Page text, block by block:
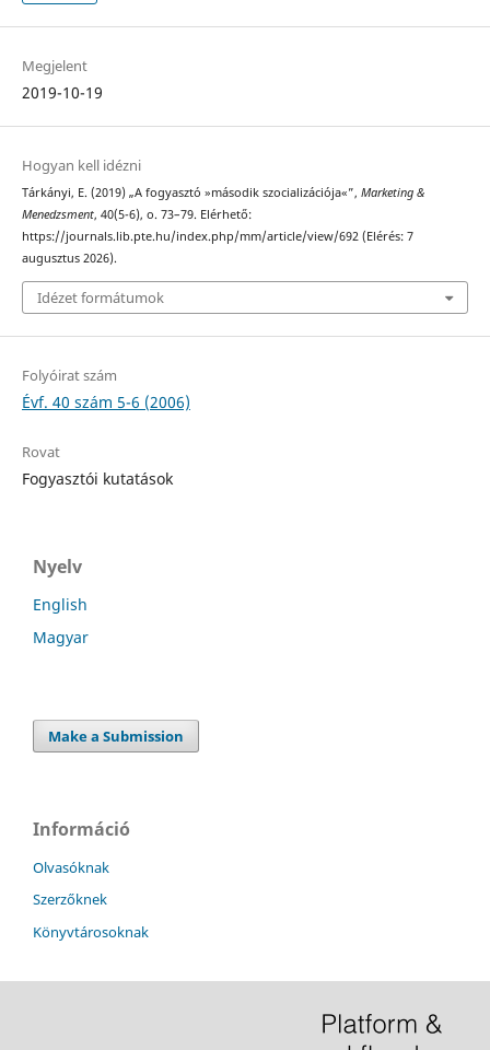
Megjelent
2019-10-19
Hogyan kell idézni
Tárkányi, E. (2019) „A fogyasztó »második szocializációja«”, Marketing &
Menedzsment, 40(5-6), o. 73–79. Elérhető:
https://journals.lib.pte.hu/index.php/mm/article/view/692 (Elérés: 7
augusztus 2026).
Idézet formátumok
Folyóirat szám
Évf. 40 szám 5-6 (2006)
Rovat
Fogyasztói kutatások
Nyelv
English
Magyar
Make a Submission
Információ
Olvasóknak
Szerzőknek
Könyvtárosoknak